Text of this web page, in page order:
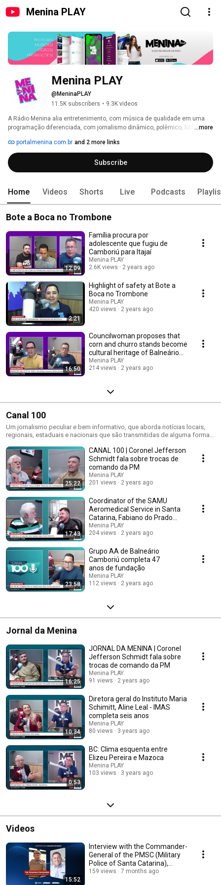
Menina PLAY
Menina PLAY
@MeninaPLAY
11.5K subscribers • 9.3K videos
A Rádio Menina alia entretenimento, com música de qualidade em uma
programação diferenciada, com jornalismo dinâmico, polêmico, local, ...more
portalmenina.com.br and 2 more links
Subscribe
Home Videos Shorts Live Podcasts
Bote a Boca no Trombone
12:09
Família procura por
adolescente que fugiu de
Camboriú para Itajaí
Menina PLAY
2.6K views
2 years ago
2:21
Highlight of safety at Bote a
Boca no Trombone
Menina PLAY
420 views
2 years ago
16:50
Councilwoman proposes that
corn and churro stands become
cultural heritage of Balneário
Camboriú
Menina PLAY
214 views
2 years ago
Canal 100
Um jornalismo peculiar e bem informativo, que aborda notícias locais,
regionais, estaduais e nacionais que são transmitidas de alguma forma
completam as necessidades de informar e comunicar aos assuntos
mais pertinentes e interessantes da nossa região. Sempre com a
seriedade, transparência e credibilidade peculiares do Sistema Menina
de Comunicação e do respeitado apresentador.
25:22
CANAL 100 | Coronel Jefferson
Schmidt fala sobre trocas de
comando da PM
Menina PLAY
201 views
2 years ago
17:43
Coordinator of the SAMU
Aeromedical Service in Santa
Catarina, Fabiano do Prado
Bueno, reports on...
Menina PLAY
204 views
2 years ago
23:58
Grupo AA de Balneário
Camboriú completa 47
anos de fundação
Menina PLAY
112 views
2 years ago
Jornal da Menina
16:25
JORNAL DA MENINA | Coronel
Jefferson Schmidt fala sobre
trocas de comando da PM
Menina PLAY
91 views
2 years ago
10:34
Diretora geral do Instituto Maria
Schimitt, Aline Leal - IMAS
completa seis anos
Menina PLAY
80 views
3 years ago
0:53
BC: Clima esquenta entre
Elizeu Pereira e Mazoca
Menina PLAY
103 views
3 years ago
Videos
15:52
Interview with the Commander-
General of the PMSC (Military
Police of Santa Catarina),
Colonel Eme...
159 views 7 months ago